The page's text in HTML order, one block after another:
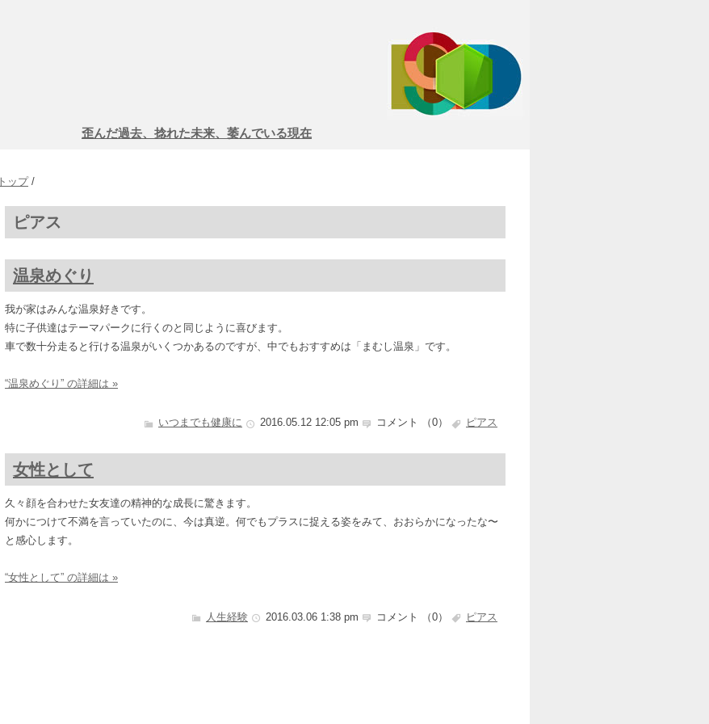
歪んだ過去、捻れた未来、萎んでいる現在
トップ/
ピアス
温泉めぐり
我が家はみんな温泉好きです。
特に子供達はテーマパークに行くのと同じように喜びます。
車で数十分走ると行ける温泉がいくつかあるのですが、中でもおすすめは「まむし温泉」です。
“温泉めぐり” の詳細は »
いつまでも健康に 2016.05.12 12:05 pm コメント （0） ピアス
女性として
久々顔を合わせた女友達の精神的な成長に驚きます。
何かにつけて不満を言っていたのに、今は真逆。何でもプラスに捉える姿をみて、おおらかになったな〜
と感心します。
“女性として” の詳細は »
人生経験 2016.03.06 1:38 pm コメント （0） ピアス